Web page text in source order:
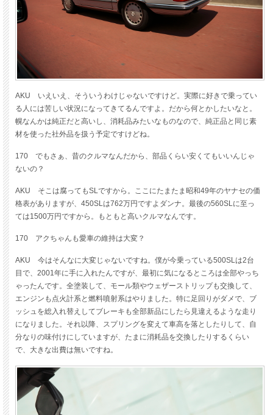
AKU いえいえ、そういうわけじゃないですけど。実際に好きで乗ってい
る人には苦しい状況になってきてるんですよ。だから何とかしたいなと。
幌なんかは純正だと高いし、消耗品みたいなものなので、純正品と同じ素
材を使った社外品を扱う予定ですけどね。
170 でもさぁ、昔のクルマなんだから、部品くらい安くてもいいんじゃ
ないの？
AKU そこは腐ってもSLですから。ここにたまたま昭和49年のヤナセの価
格表がありますが、450SLは762万円ですよダンナ。最後の560SLに至っ
ては1500万円ですから。もともと高いクルマなんです。
170 アクちゃんも愛車の維持は大変？
AKU 今はそんなに大変じゃないですね。僕が今乗っている500SLは2台
目で、2001年に手に入れたんですが、最初に気になるところは全部やっち
ゃったんです。全塗装して、モール類やウェザーストリップも交換して、
エンジンも点火計系と燃料噴射系はやりました。特に足回りがダメで、ブ
ッシュを総入れ替えしてブレーキも全部新品にしたら見違えるような走り
になりました。それ以降、スプリングを変えて車高を落としたりして、自
分なりの味付けにしていますが、たまに消耗品を交換したりするくらい
で、大きな出費は無いですね。